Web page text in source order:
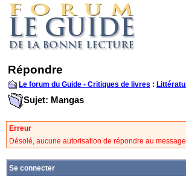
Répondre
Le forum du Guide - Critiques de livres :
Sujet: Mangas
Erreur
Désolé, aucune autorisation de répondre au
Se connecter